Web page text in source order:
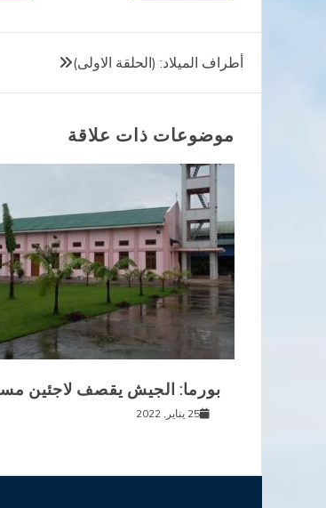
تصفّح
المقالات
أطراف الميلاد: (الحلقة الاولى)
موضوعات ذات علاقة
بورما: الجيش يقصف لاجئين
25 يناير, 2022